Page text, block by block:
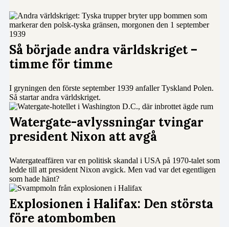
Så började andra världskriget –
timme för timme
I gryningen den förste september 1939 anfaller Tyskland Polen.
Så startar andra världskriget.
Watergate-avlyssningar tvingar
president Nixon att avgå
Watergateaffären var en politisk skandal i USA på 1970-talet som
ledde till att president Nixon avgick. Men vad var det egentligen
som hade hänt?
Explosionen i Halifax: Den största
före atombomben